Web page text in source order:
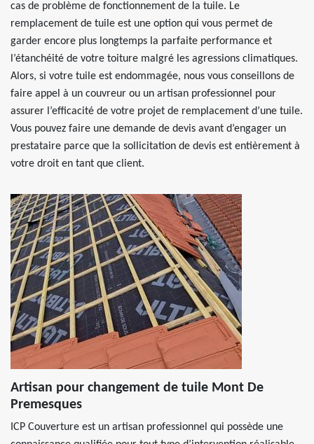
cas de problème de fonctionnement de la tuile. Le
remplacement de tuile est une option qui vous permet de
garder encore plus longtemps la parfaite performance et
l’étanchéité de votre toiture malgré les agressions climatiques.
Alors, si votre tuile est endommagée, nous vous conseillons de
faire appel à un couvreur ou un artisan professionnel pour
assurer l’efficacité de votre projet de remplacement d’une tuile.
Vous pouvez faire une demande de devis avant d’engager un
prestataire parce que la sollicitation de devis est entièrement à
votre droit en tant que client.
Artisan pour changement de tuile Mont De
Premesques
ICP Couverture est un artisan professionnel qui possède une